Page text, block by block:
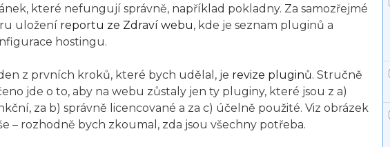
které nefungují správně, například pokladny. Za samozřejmé
uložení reportu ze Zdraví webu, kde je seznam pluginů a
hostingu.
z prvních kroků, které bych udělal, je revize pluginů. Stručně
jde o to, aby na webu zůstaly jen ty pluginy, které jsou z a)
za b) správně licencované a za c) účelně použité. Viz obrázek
– rozhodně bych zkoumal, zda jsou všechny potřeba.